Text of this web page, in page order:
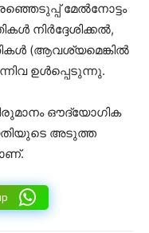
മേൽനോട്ടം
നിർദ്ദേശിക്കൽ,
(ആവശ്യമെങ്കിൽ
ഉൾപ്പെടുന്നു.
ഔദ്യോഗിക
അടുത്ത